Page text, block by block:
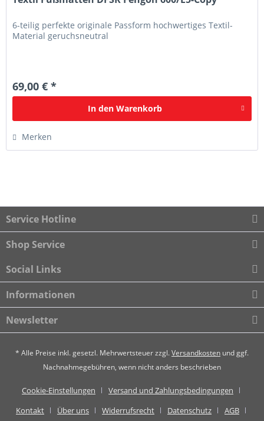
6-teilig perfekte originale Passform hochwertiges Textil-
Material geruchsneutral
69,00 € *
In den Warenkorb
Merken
Service Hotline
Shop Service
Social Links
Informationen
Newsletter
* Alle Preise inkl. gesetzl. Mehrwertsteuer zzgl.Versandkosten und ggf.
Nachnahmegebühren, wenn nicht anders beschrieben
Cookie-Einstellungen
Versand und Zahlungsbedingungen
Kontakt
Über uns Widerrufsrecht Datenschutz AGB